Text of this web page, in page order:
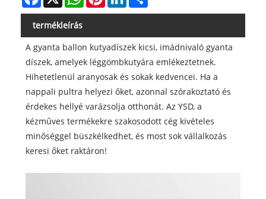
termékleírás
A gyanta ballon kutyadíszek kicsi, imádnivaló gyanta
díszek, amelyek léggömbkutyára emlékeztetnek.
Hihetetlenül aranyosak és sokak kedvencei. Ha a
nappali pultra helyezi őket, azonnal szórakoztató és
érdekes hellyé varázsolja otthonát. Az YSD, a
kézműves termékekre szakosodott cég kivételes
minőséggel büszkélkedhet, és most sok vállalkozás
keresi őket raktáron!